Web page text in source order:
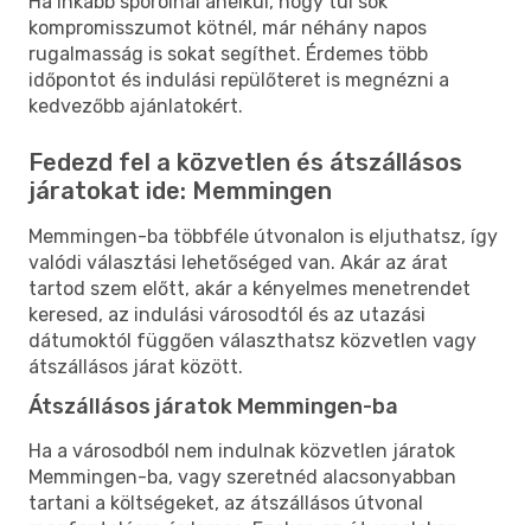
kompromisszumot kötnél, már néhány napos
rugalmasság is sokat segíthet. Érdemes több
időpontot és indulási repülőteret is megnézni a
kedvezőbb ajánlatokért.
Fedezd fel a közvetlen és átszállásos
járatokat ide: Memmingen
Memmingen-ba többféle útvonalon is eljuthatsz, így
valódi választási lehetőséged van. Akár az árat
tartod szem előtt, akár a kényelmes menetrendet
keresed, az indulási városodtól és az utazási
dátumoktól függően választhatsz közvetlen vagy
átszállásos járat között.
Átszállásos járatok Memmingen-ba
Ha a városodból nem indulnak közvetlen járatok
Memmingen-ba, vagy szeretnéd alacsonyabban
tartani a költségeket, az átszállásos útvonal